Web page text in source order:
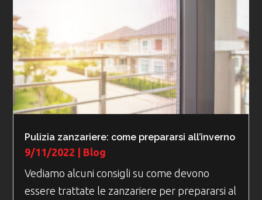
Pulizia zanzariere: come prepararsi all’inverno
9/11/2022 | Blog
Vediamo alcuni consigli su come devono
essere trattate le zanzariere per prepararsi al